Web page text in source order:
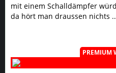
mit einem Schalldämpfer
da hört man draussen nichts ..
PREMIUM